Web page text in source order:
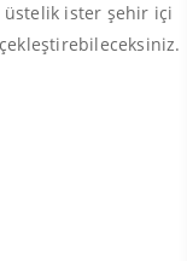
ister şehir içi